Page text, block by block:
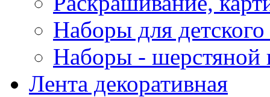
Наборы для
Наборы - шерстяной
Лента декоративная